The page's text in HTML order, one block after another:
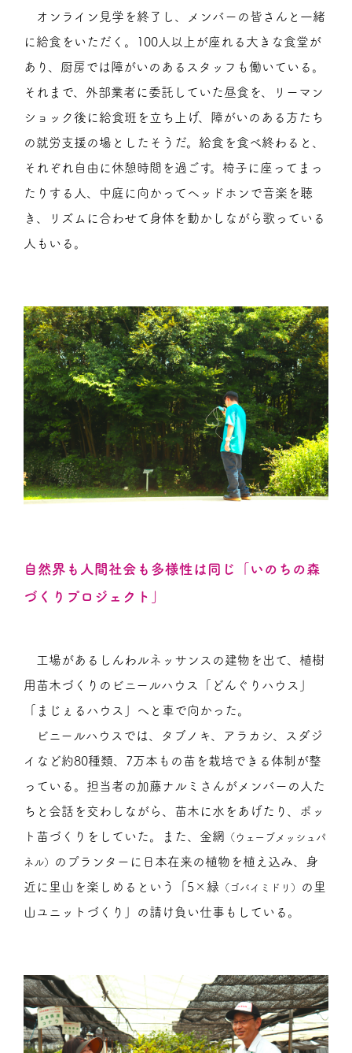
オンライン見学を終了し、メンバーの皆さんと一緒
に給食をいただく。100人以上が座れる大きな食堂が
あり、厨房では障がいのあるスタッフも働いている。
それまで、外部業者に委託していた昼食を、リーマン
ショック後に給食班を立ち上げ、障がいのある方たち
の就労支援の場としたそうだ。給食を食べ終わると、
それぞれ自由に休憩時間を過ごす。椅子に座ってまっ
たりする人、中庭に向かってヘッドホンで音楽を聴
き、リズムに合わせて身体を動かしながら歌っている
人もいる。
自然界も人間社会も多様性は同じ「いのちの森
づくりプロジェクト」
工場があるしんわルネッサンスの建物を出て、植樹
用苗木づくりのビニールハウス「どんぐりハウス」
「まじぇるハウス」へと車で向かった。
ビニールハウスでは、タブノキ、アラカシ、スダジ
イなど約80種類、7万本もの苗を栽培できる体制が整
っている。担当者の加藤ナルミさんがメンバーの人た
ちと会話を交わしながら、苗木に水をあげたり、ポッ
ト苗づくりをしていた。また、金網 （ウェーブメッシュパ
ネル）
のプランターに日本在来の植物を植え込み、身
近に里山を楽しめるという「5×緑 （ゴバイミドリ）
の里
山ユニットづくり」の請け負い仕事もしている。